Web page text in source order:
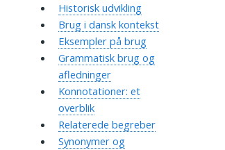
Historisk udvikling
Brug i dansk kontekst
Eksempler på brug
Grammatisk brug og
afledninger
Konnotationer: et
overblik
Relaterede begreber
Synonymer og